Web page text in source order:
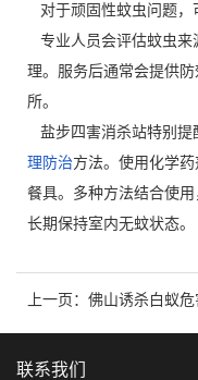
对于顽固性蚊虫问题，
专业人员会评估蚊虫来
理。服务后通常会提供
所。
盐步四害消杀站特别提
理防治方法。使用化学
餐具。多种方法结合使
长期保持室内无蚊状态。
上一页： 佛山诱杀白蚁
联系我们